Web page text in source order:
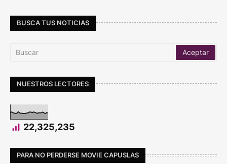
BUSCA TUS NOTICIAS
NUESTROS LECTORES
22,325,235
PARA NO PERDERSE MOVIE CAPUSLAS